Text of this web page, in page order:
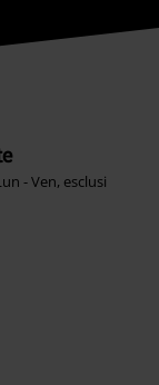
- Ven, esclusi